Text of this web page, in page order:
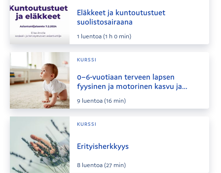
Eläkkeet ja kuntoutustuet
suolistosairaana
1 luentoa(1 h 0 min)
KURSSI
0–6-vuotiaan terveen lapsen
fyysinen ja motorinen kasvu ja
9 luentoa(16 min)
KURSSI
Erityisherkkyys
8 luentoa(27 min)